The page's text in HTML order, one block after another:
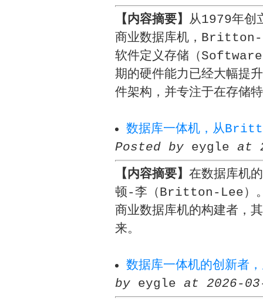
【内容摘要】 从1979年创
商业数据库机，Britton-
软件定义存储（
期的硬件能力已经大幅提
件架构，并专注于在存储
数据库一体机，从
Posted by eygle at
【内容摘要】 在数据库机
顿-李（Britton-Lee）
商业数据库机的构建者，
来。
数据库一体机的创新
by eygle at 2026-